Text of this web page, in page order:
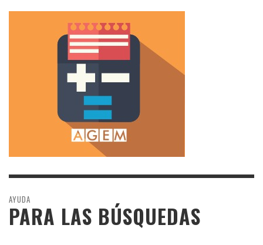
AYUDA
PARA LAS BÚSQUEDAS